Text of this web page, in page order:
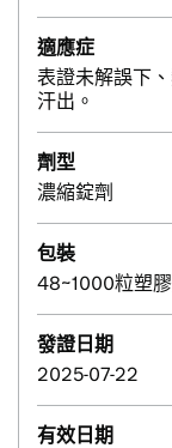
適應症
表證未解誤下
汗出。
劑型
濃縮錠劑
包裝
48~1000粒塑
發證日期
2025-07-22
有效日期